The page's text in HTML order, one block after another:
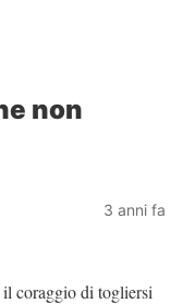
non
3 anni fa
coraggio di togliersi